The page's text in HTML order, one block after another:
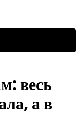
весь
а в